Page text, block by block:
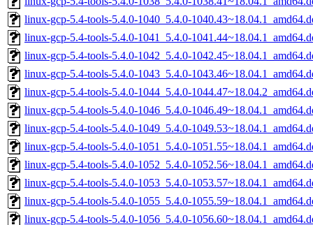
linux-gcp-5.4-tools-5.4.0-1040_5.4.0-
linux-gcp-5.4-tools-5.4.0-1041_5.4.0-
linux-gcp-5.4-tools-5.4.0-1042_5.4.0-
linux-gcp-5.4-tools-5.4.0-1043_5.4.0-
linux-gcp-5.4-tools-5.4.0-1044_5.4.0-
linux-gcp-5.4-tools-5.4.0-1046_5.4.0-
linux-gcp-5.4-tools-5.4.0-1049_5.4.0-
linux-gcp-5.4-tools-5.4.0-1051_5.4.0-
linux-gcp-5.4-tools-5.4.0-1052_5.4.0-
linux-gcp-5.4-tools-5.4.0-1053_5.4.0-
linux-gcp-5.4-tools-5.4.0-1055_5.4.0-
linux-gcp-5.4-tools-5.4.0-1056_5.4.0-